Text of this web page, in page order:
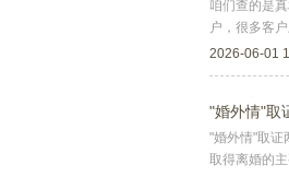
咱们查的是
户，很多客
2026-06-01
"婚外情"取
"婚外情"取证
取得离婚的